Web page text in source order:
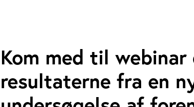
Kom med til webinar
resultaterne fra en